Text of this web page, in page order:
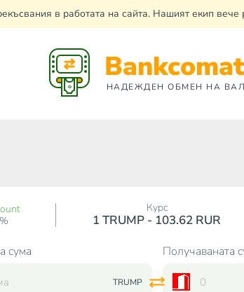
в работата на сайта. Нашият екип
Bankcomat
НАДЕЖДЕН ОБМЕН НА
Курс
1 TRUMP - 103.62 RUR
сума
TRUMP
Получаваната